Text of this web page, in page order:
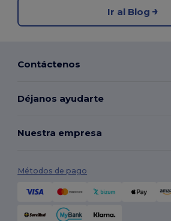
Ir al Blog
Contáctenos
Déjanos ayudarte
Nuestra empresa
Métodos de pago